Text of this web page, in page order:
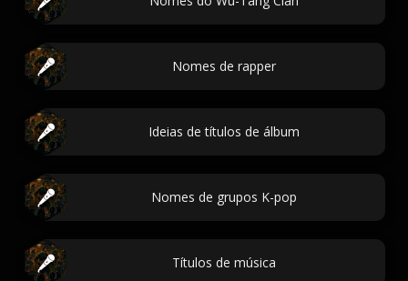
Nomes de rapper
Ideias de títulos de álbum
Nomes de grupos K-pop
Títulos de música